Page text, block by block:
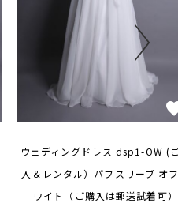
ウェディングドレス dsp1-OW (
入＆レンタル）パフスリーブ オ
ワイト（ご購入は郵送試着可）